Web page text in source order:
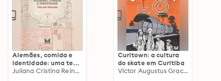
Alemães, comida e
identidade: uma tese
ilustrada: Volume 1 Juliana Cristina Reinhardt
Curitown: a cultura
do skate em Curitiba
Victor Augustus Graciotto Silva